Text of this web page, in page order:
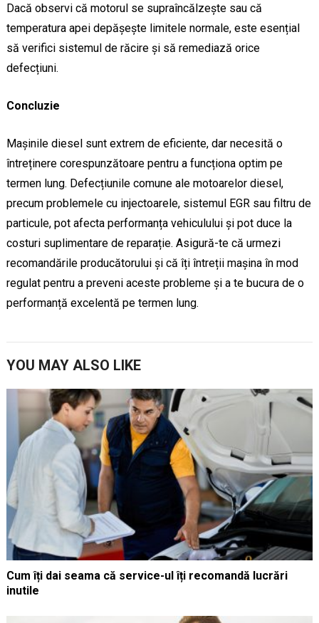
Dacă observi că motorul se supraîncălzește sau că
temperatura apei depășește limitele normale, este esențial
să verifici sistemul de răcire și să remediază orice
defecțiuni.
Concluzie
Mașinile diesel sunt extrem de eficiente, dar necesită o
întreținere corespunzătoare pentru a funcționa optim pe
termen lung. Defecțiunile comune ale motoarelor diesel,
precum problemele cu injectoarele, sistemul EGR sau filtru de
particule, pot afecta performanța vehiculului și pot duce la
costuri suplimentare de reparație. Asigură-te că urmezi
recomandările producătorului și că îți întreții mașina în mod
regulat pentru a preveni aceste probleme și a te bucura de o
performanță excelentă pe termen lung.
YOU MAY ALSO LIKE
Cum îți dai seama că service-ul îți recomandă lucrări
inutile